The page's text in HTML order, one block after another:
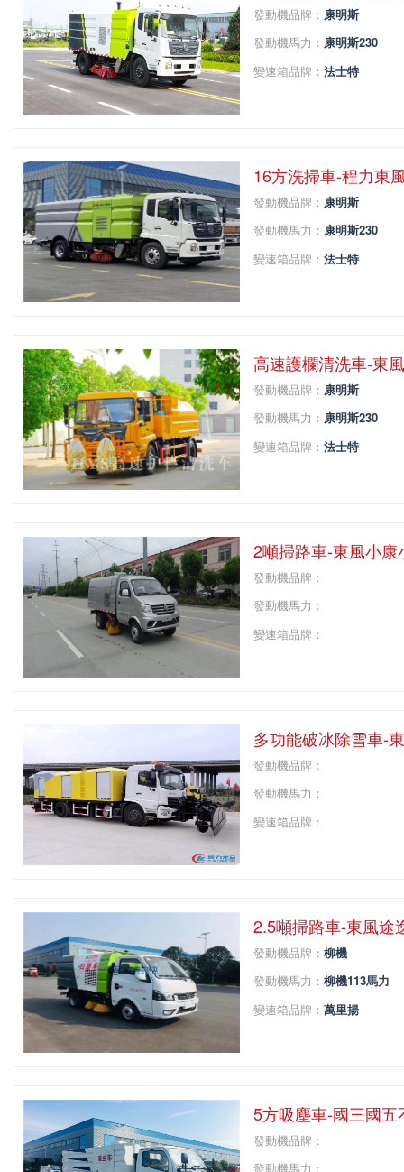
發動機品牌： 康明斯
發動機馬力： 康明斯230
變速箱品牌： 法士特
16方洗掃車-程力東
發動機品牌： 康明斯
發動機馬力： 康明斯230
變速箱品牌： 法士特
高速護欄清洗車-東
發動機品牌： 康明斯
發動機馬力： 康明斯230
變速箱品牌： 法士特
2噸掃路車-東風小
發動機品牌：
發動機馬力：
變速箱品牌：
多功能破冰除雪車-
發動機品牌：
發動機馬力：
變速箱品牌：
2.5噸掃路車-東風途
發動機品牌： 柳機
發動機馬力： 柳機113馬力
變速箱品牌： 萬里揚
5方吸塵車-國三國
發動機品牌：
發動機馬力：